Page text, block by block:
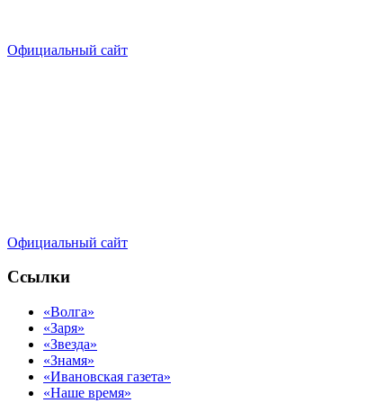
Официальный сайт
Официальный сайт
Ссылки
«Волга»
«Заря»
«Звезда»
«Знамя»
«Ивановская газета»
«Наше время»